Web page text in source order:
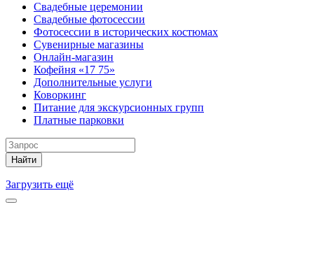
Свадебные церемонии
Свадебные фотосессии
Фотосессии в исторических костюмах
Сувенирные магазины
Онлайн-магазин
Кофейня «17 75»
Дополнительные услуги
Коворкинг
Питание для экскурсионных групп
Платные парковки
Найти
Загрузить ещё